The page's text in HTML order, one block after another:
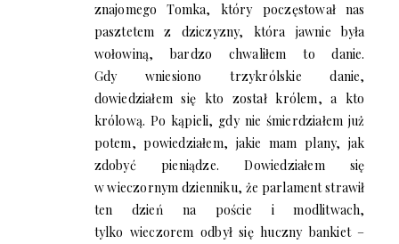
znajomego Tomka, który poczęstował nas
pasztetem z dziczyzny, która jawnie była
wołowiną, bardzo chwaliłem to danie.
Gdy wniesiono trzykrólskie danie,
dowiedziałem się kto został królem, a kto
królową. Po kąpieli, gdy nie śmierdziałem już
potem, powiedziałem, jakie mam plany, jak
zdobyć pieniądze. Dowiedziałem się
w wieczornym dzienniku, że parlament strawił
ten dzień na poście i modlitwach,
tylko wieczorem odbył się huczny bankiet –